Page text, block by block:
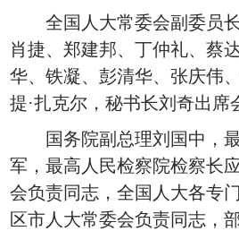
全国人大常委会副委员
肖捷、郑建邦、丁仲礼、蔡
华、铁凝、彭清华、张庆伟
提·扎克尔，秘书长刘奇出席
国务院副总理刘国中，
军，最高人民检察院检察长
会负责同志，全国人大各专
区市人大常委会负责同志，